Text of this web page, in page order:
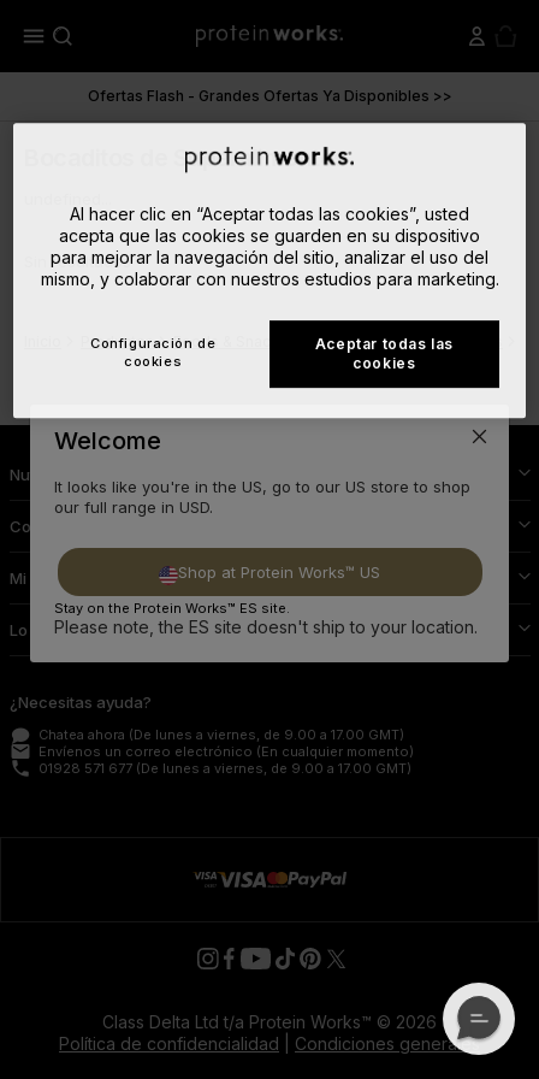
menu
Ofertas Flash - Grandes Ofertas Ya Disponibles >>
Bocaditos de Superalimentos
Sin resultados
Productos Foods & Snacks Dulce Snacks Proteínicos
Nutrición Deportiva
Conoce Protein Works
Mi Perfil Protein Works
Lo Demás
¿Necesitas ayuda?
Chatea ahora (De lunes a viernes, de 9.00 a 17.00 GMT)
email Envíenos un correo electrónico (En cualquier momento)
phone 01928 571 677 (De lunes a viernes, de 9.00 a 17.00 GMT)
Class Delta Ltd t/a Protein Works™ © 2026
Política de confidencialidad
Condiciones generales
Al hacer clic en “Aceptar todas las cookies”, usted
acepta que las cookies se guarden en su dispositivo
para mejorar la navegación del sitio, analizar el uso del
mismo, y colaborar con nuestros estudios para marketing.
Aceptar todas las
cookies
Configuración de
cookies
Welcome
It looks like you're in the US, go to our US store to shop
our full range in USD.
Shop at Protein Works™ US
Stay on the Protein Works™ ES site.
Please note, the ES site doesn't ship to your location.